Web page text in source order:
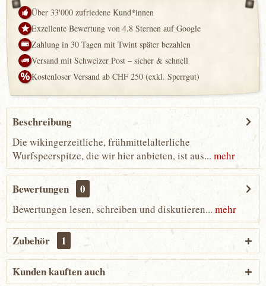
Über 33'000 zufriedene Kund*innen
Exzellente Bewertung von 4.8 Sternen auf Google
Zahlung in 30 Tagen mit Twint später bezahlen
Versand mit Schweizer Post – sicher & schnell
Kostenloser Versand ab CHF 250 (exkl. Sperrgut)
Beschreibung
Die wikingerzeitliche, frühmittelalterliche
Wurfspeerspitze, die wir hier anbieten, ist aus... mehr
Bewertungen 0
Bewertungen lesen, schreiben und diskutieren... mehr
Zubehör 1
Kunden kauften auch